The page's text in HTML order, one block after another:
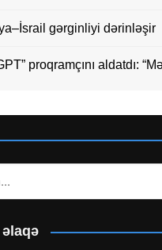
gərginliyi dərinləşir
proqramçını aldatdı: